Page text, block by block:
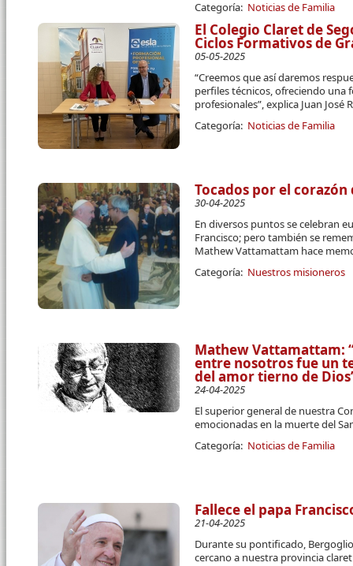
Categoría: Noticias de Familia
El Colegio Claret de
Ciclos Formativos de
05-05-2025
“Creemos que así daremos
perfiles técnicos, ofreciendo una
profesionales”, explica Juan José
Categoría: Noticias de Familia
Tocados por el
30-04-2025
En diversos puntos se celebran
Francisco; pero también se
Mathew Vattamattam hace
Categoría: Nuestros misioneros
Mathew Vattamattam:
entre nosotros fue un
del amor tierno de
24-04-2025
El superior general de nuestra
emocionadas en la muerte del
Categoría: Noticias de Familia
Fallece el papa
21-04-2025
Durante su pontificado,
cercano a nuestra provincia